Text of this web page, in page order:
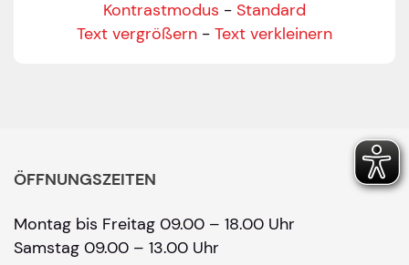
Kontrastmodus - Standard
Text vergrößern - Text verkleinern
ÖFFNUNGSZEITEN
Montag bis Freitag 09.00 – 18.00 Uhr
Samstag 09.00 – 13.00 Uhr